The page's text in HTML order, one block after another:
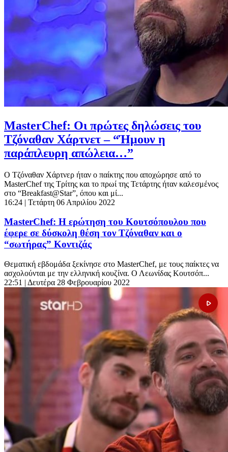
MasterChef: Οι πρώτες δηλώσεις του
Τζόναθαν Χάρτνετ – “Ήμουν η
παράπλευρη απώλεια…”
Ο Τζόναθαν Χάρτνερ ήταν ο παίκτης που αποχώρησε από το
MasterChef της Τρίτης και το πρωί της Τετάρτης ήταν καλεσμένος
στο “Breakfast@Star”, όπου και μί...
16:24 | Τετάρτη 06 Απριλίου 2022
MasterChef: Η ερώτηση του Κουτσόπουλου που
έφερε σε δύσκολη θέση τον Τζόναθαν και ο
“σωτήρας” Κοντιζάς
Θεματική εβδομάδα ξεκίνησε στο MasterChef, με τους παίκτες να
ασχολούνται με την ελληνική κουζίνα. Ο Λεωνίδας Κουτσόπ...
22:51 | Δευτέρα 28 Φεβρουαρίου 2022